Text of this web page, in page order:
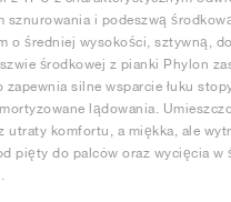
sznurowania i podeszwą
o średniej wysokości, sztywną,
środkowej z pianki Phylon
silne wsparcie łuku
lądowania.
utraty komfortu, a miękka, ale
pięty do palców oraz wycięcia